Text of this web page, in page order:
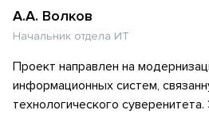
А.А. Волков
Начальник отдела ИТ
Проект направлен на
информационных систем,
технологического